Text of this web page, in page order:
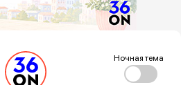
Ночная тема